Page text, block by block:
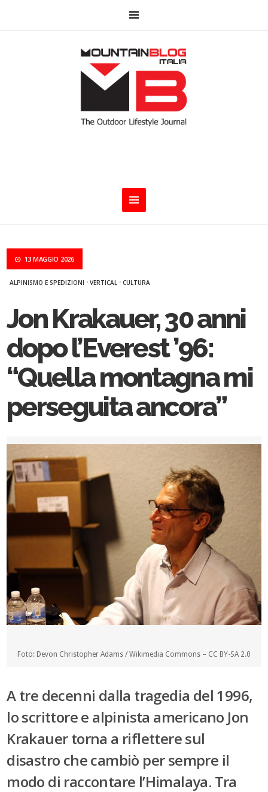
13 MAGGIO 2026
ALPINISMO E SPEDIZIONI ·VERTICAL ·CULTURA
Jon Krakauer, 30 anni
dopo l’Everest ’96:
“Quella montagna mi
perseguita ancora”
Foto: Devon Christopher Adams / Wikimedia Commons – CC BY-SA 2.0
A tre decenni dalla tragedia del 1996,
lo scrittore e alpinista americano Jon
Krakauer torna a riflettere sul
disastro che cambiò per sempre il
modo di raccontare l’Himalaya. Tra